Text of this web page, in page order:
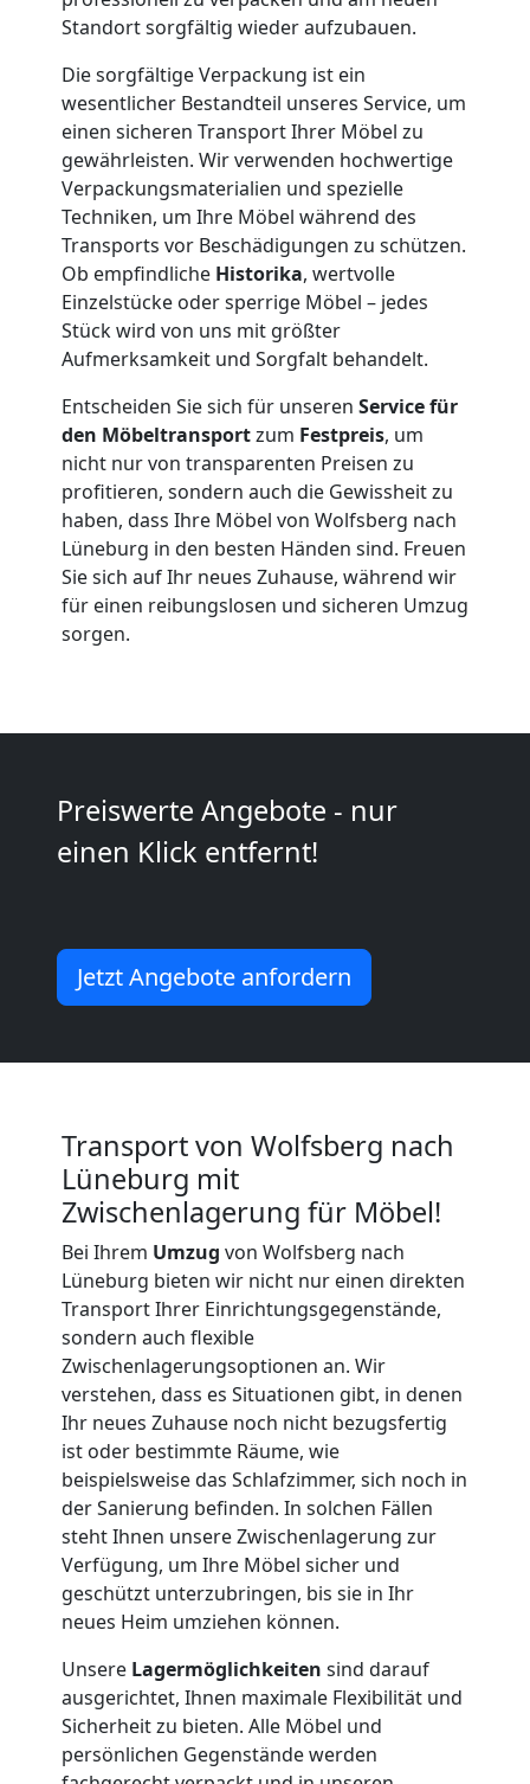
Standort sorgfältig wieder aufzubauen.
Die sorgfältige Verpackung ist ein
wesentlicher Bestandteil unseres Service, um
einen sicheren Transport Ihrer Möbel zu
gewährleisten. Wir verwenden hochwertige
Verpackungsmaterialien und spezielle
Techniken, um Ihre Möbel während des
Transports vor Beschädigungen zu schützen.
Ob empfindliche Historika, wertvolle
Einzelstücke oder sperrige Möbel – jedes
Stück wird von uns mit größter
Aufmerksamkeit und Sorgfalt behandelt.
Entscheiden Sie sich für unseren Service für
den Möbeltransportzum Festpreis, um
nicht nur von transparenten Preisen zu
profitieren, sondern auch die Gewissheit zu
haben, dass Ihre Möbel von Wolfsberg nach
Lüneburg in den besten Händen sind. Freuen
Sie sich auf Ihr neues Zuhause, während wir
für einen reibungslosen und sicheren Umzug
sorgen.
Preiswerte Angebote - nur
einen Klick entfernt!
Jetzt Angebote anfordern
Transport von Wolfsberg nach
Lüneburg mit
Zwischenlagerung für Möbel!
Bei Ihrem Umzug von Wolfsberg nach
Lüneburg bieten wir nicht nur einen direkten
Transport Ihrer Einrichtungsgegenstände,
sondern auch flexible
Zwischenlagerungsoptionen an. Wir
verstehen, dass es Situationen gibt, in denen
Ihr neues Zuhause noch nicht bezugsfertig
ist oder bestimmte Räume, wie
beispielsweise das Schlafzimmer, sich noch in
der Sanierung befinden. In solchen Fällen
steht Ihnen unsere Zwischenlagerung zur
Verfügung, um Ihre Möbel sicher und
geschützt unterzubringen, bis sie in Ihr
neues Heim umziehen können.
Unsere Lagermöglichkeiten sind darauf
ausgerichtet, Ihnen maximale Flexibilität und
Sicherheit zu bieten. Alle Möbel und
persönlichen Gegenstände werden
Lagerung
Wolfsberg
Full-
Service-
Umzug
Wolfsberg
Qualitäts-
Umzüge
Wolfsberg
Wolfsberg
Anfrage
National
Möbeltransport
International
Beiladung
National
Beiladung
International
Internationaler
Umzug
Nationaler
Umzug